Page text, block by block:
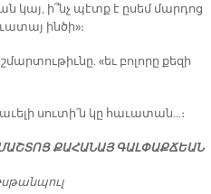
կայ, ի՞նչ պէտք է ը­սեմ մար­դոց
ին­ծի»։
«եւ բո­լո­րը քե­զի
սու­տի՛ն կը հա­ւա­տան…։
ՔԱ­ՀԱ­ՆԱՅ ԳԱԼ­ՓԱՔ­ՃԵԱՆ